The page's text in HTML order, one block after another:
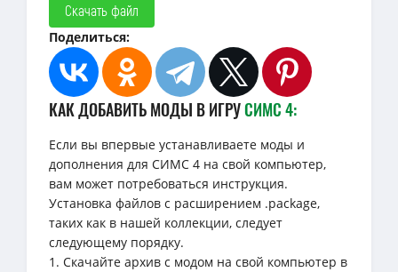
Скачать файл
Поделиться:
КАК ДОБАВИТЬ МОДЫ В ИГРУСИМС 4:
Если вы впервые устанавливаете моды и
дополнения для СИМС 4 на свой компьютер,
вам может потребоваться инструкция.
Установка файлов с расширением .package,
таких как в нашей коллекции, следует
следующему порядку.
1. Скачайте архив с модом на свой компьютер в